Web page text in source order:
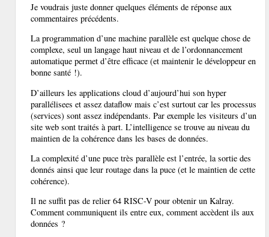
Je voudrais juste donner quelques éléments de réponse aux
commentaires précédents.
La programmation d’une machine parallèle est quelque chose de
complexe, seul un langage haut niveau et de l’ordonnancement
automatique permet d’être efficace (et maintenir le développeur en
bonne santé !).
D’ailleurs les applications cloud d’aujourd’hui son hyper
parallélisees et assez dataflow mais c’est surtout car les processus
(services) sont assez indépendants. Par exemple les visiteurs d’un
site web sont traités à part. L’intelligence se trouve au niveau du
maintien de la cohérence dans les bases de données.
La complexité d’une puce très parallèle est l’entrée, la sortie des
donnés ainsi que leur routage dans la puce (et le maintien de cette
cohérence).
Il ne suffit pas de relier 64 RISC-V pour obtenir un Kalray.
Comment communiquent ils entre eux, comment accèdent ils aux
données ?